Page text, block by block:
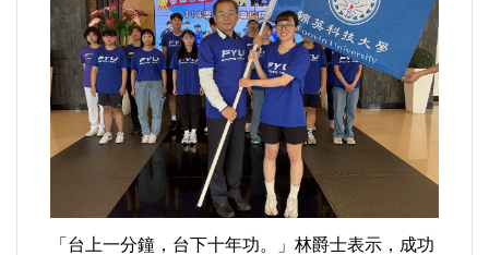
正能量
餐飲美食
蔬/素食
法制/司法/監督
防災/救災「台上一分鐘，台下十年功。」林爵士表示，成功